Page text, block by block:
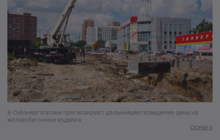
В Сибэнергопроме прогнозируют дальнейшее повышение цены на
железобетонные изделия
Скачать